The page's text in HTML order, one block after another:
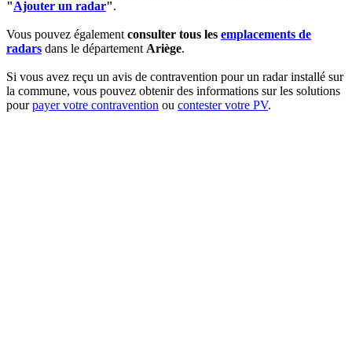
"Ajouter un radar".
Vous pouvez égalementconsulter tous les emplacements de
radars dans le départementAriège.
Si vous avez reçu un avis de contravention pour un radar installé sur
la commune, vous pouvez obtenir des informations sur les solutions
pourpayer votre contravention ou contester votre PV.